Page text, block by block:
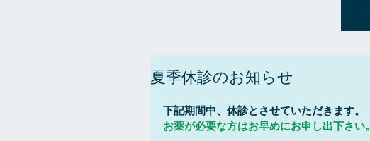
夏季休診のお知らせ
下記期間中、休診とさせていただきます。
お薬が必要な方はお早めにお申し出下さい。